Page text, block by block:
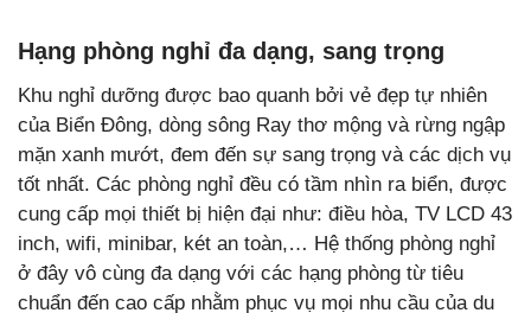
Hạng phòng nghỉ đa dạng, sang trọng
Khu nghỉ dưỡng được bao quanh bởi vẻ đẹp tự nhiên
của Biển Đông, dòng sông Ray thơ mộng và rừng ngập
mặn xanh mướt, đem đến sự sang trọng và các dịch vụ
tốt nhất. Các phòng nghỉ đều có tầm nhìn ra biển, được
cung cấp mọi thiết bị hiện đại như: điều hòa, TV LCD 43
inch, wifi, minibar, két an toàn,… Hệ thống phòng nghỉ
ở đây vô cùng đa dạng với các hạng phòng từ tiêu
chuẩn đến cao cấp nhằm phục vụ mọi nhu cầu của du